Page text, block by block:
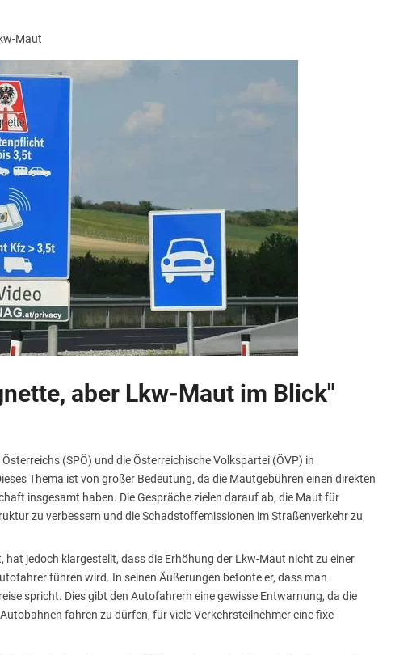
Maut
aber Lkw-Maut im Blick"
(SPÖ) und die Österreichische Volkspartei (ÖVP) in
Thema ist von großer Bedeutung, da die Mautgebühren einen direkten
insgesamt haben. Die Gespräche zielen darauf ab, die Maut für
zu verbessern und die Schadstoffemissionen im Straßenverkehr zu
hat jedoch klargestellt, dass die Erhöhung der Lkw-Maut nicht zu einer
führen wird. In seinen Äußerungen betonte er, dass man
spricht. Dies gibt den Autofahrern eine gewisse Entwarnung, da die
fahren zu dürfen, für viele Verkehrsteilnehmer eine fixe